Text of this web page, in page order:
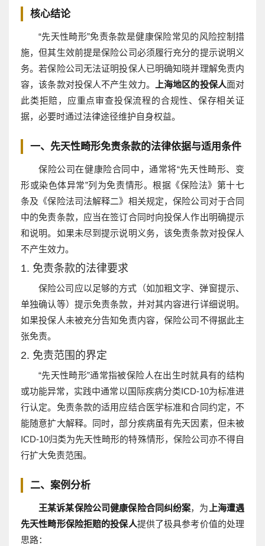
核心结论
“先天性畸形”免责条款是健康保险常见的风险控制措
施，但其生效前提是保险公司必须履行充分的提示说明义
务。若保险公司无法证明投保人已明确知晓并理解免责内
容，该条款对投保人不产生效力。
上海地区的投保人面对
此类拒赔，应重点审查投保流程的合规性、保存相关证
据，必要时通过法律途径维护自身权益。
一、先天性畸形免责条款的法律依据与适用条件
保险公司在健康险合同中，通常将“先天性畸形、变
形或染色体异常”列为免责情形。根据《保险法》第十七
条及《保险法司法解释二》相关规定，保险公司对于合同
中的免责条款，应当在签订合同时向投保人作出明确提示
和说明。如果未尽到提示说明义务，该免责条款对投保人
不产生效力。
1. 免责条款的法律要求
保险公司应以足够的方式（如加粗文字、弹窗提示、
单独确认等）提示免责条款，并对其内容进行详细说明。
如果投保人未被充分告知免责内容，保险公司不得据此主
张免责。
2. 免责范围的界定
“先天性畸形”通常指被保险人在出生时就具有的结构
或功能异常，实践中通常以国际疾病分类ICD-10为标准进
行认定。免责条款的适用应结合医学标准和合同约定，不
能随意扩大解释。同时，部分疾病虽有先天因素，但未被
ICD-10归类为先天性畸形的特殊情形，保险公司亦不得自
行扩大免责范围。
二、案例分析
王某诉某保险公司健康保险合同纠纷案，为 上海遭遇
先天性畸形保险拒赔的投保人提供了极具参考价值的处理
思路：